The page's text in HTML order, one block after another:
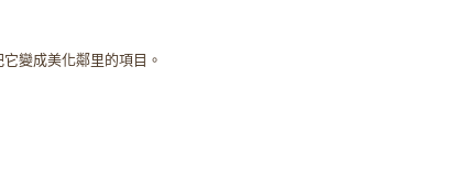
變成美化鄰里的項目。